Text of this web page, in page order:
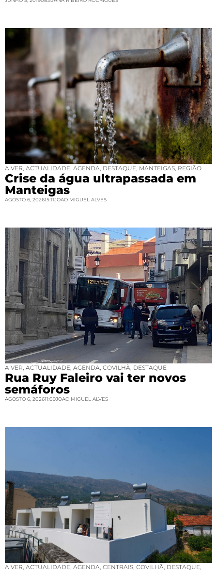
A VER ACTUALIDADE AGENDA DESTAQUE MANTEIGAS REGIÃO
Crise da água ultrapassada em
Manteigas
AGOSTO 6, 202615:11JOAO MIGUEL ALVES
A VER ACTUALIDADE AGENDA COVILHÃ DESTAQUE
Rua Ruy Faleiro vai ter novos
semáforos
AGOSTO 6, 202611:09JOAO MIGUEL ALVES
A VER ACTUALIDADE AGENDA CENTRAIS COVILHÃ DESTAQUE